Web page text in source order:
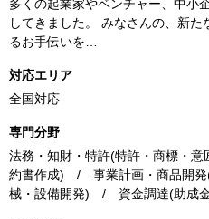
多くの起業家やベンチャー、中小
してきました。 みなさんの、新
るお手伝いを…
対応エリア
全国対応
専門分野
法務・知財・特許(特許・商標・
約書作成) / 事業計画・商品開発
械・設備開発) / 資金調達(助成